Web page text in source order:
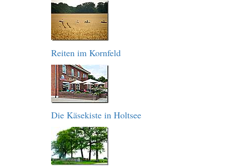
Reiten im Kornfeld
Die Käsekiste in Holtsee